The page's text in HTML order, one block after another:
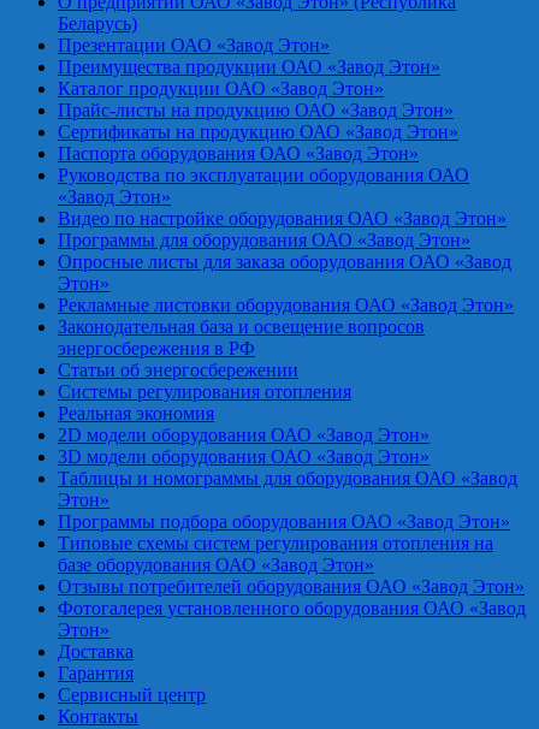
Беларусь)
Презентации ОАО «Завод Этон»
Преимущества продукции ОАО «Завод Этон»
Каталог продукции ОАО «Завод Этон»
Прайс-листы на продукцию ОАО «Завод Этон»
Сертификаты на продукцию ОАО «Завод Этон»
Паспорта оборудования ОАО «Завод Этон»
Руководства по эксплуатации оборудования ОАО
«Завод Этон»
Видео по настройке оборудования ОАО «Завод Этон»
Программы для оборудования ОАО «Завод Этон»
Опросные листы для заказа оборудования ОАО «Завод
Этон»
Рекламные листовки оборудования ОАО «Завод Этон»
Законодательная база и освещение вопросов
энергосбережения в РФ
Статьи об энергосбережении
Системы регулирования отопления
Реальная экономия
2D модели оборудования ОАО «Завод Этон»
3D модели оборудования ОАО «Завод Этон»
Таблицы и номограммы для оборудования ОАО «Завод
Этон»
Программы подбора оборудования ОАО «Завод Этон»
Типовые схемы систем регулирования отопления на
базе оборудования ОАО «Завод Этон»
Отзывы потребителей оборудования ОАО «Завод Этон»
Фотогалерея установленного оборудования ОАО «Завод
Этон»
Доставка
Гарантия
Сервисный центр
Контакты